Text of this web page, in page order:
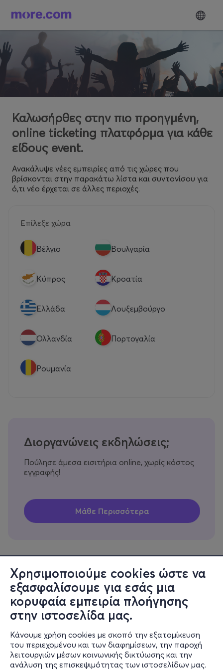
Χρησιμοποιούμε cookies ώστε να
εξασφαλίσουμε για εσάς μια
κορυφαία εμπειρία πλοήγησης
στην ιστοσελίδα μας.
Κάνουμε χρήση cookies με σκοπό την εξατομίκευση
του περιεχομένου και των διαφημίσεων, την παροχή
λειτουργιών μέσων κοινωνικής δικτύωσης και την
ανάλυση της επισκεψιμότητας των ιστοσελίδων μας.
Καλωσήρθες στην πιο προηγμένη,
online ticketing πλατφόρμα για κάθε
είδους event.
Ανακάλυψε νέες εμπειρίες από τις χώρες που
βρίσκονται στην παρακάτω λίστα και συντονίσου για
ό,τι νέο έρχεται σε άλλες περιοχές.
Επίλεξε χώρα
Βέλγιο Βουλγαρία
Κύπρος Κροατία
Eλλάδα Λουξεμβούργο
Ολλανδία Πορτογαλία
Ρουμανία
Διοργανώνεις εκδηλώσεις;
Πούλησε άμεσα εισιτήρια online, χωρίς κόστος
εγγραφής!
Πληροφορίες
Υποστήριξη
Stay Connected